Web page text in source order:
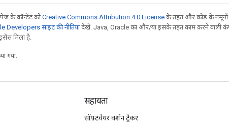
के कॉन्टेंट कोCreative Commons Attribution 4.0 License के तहत और कोड के नमूनों
Developers साइट की नीतियांदेखें. Java, Oracle का और/या इसके तहत काम करने वाली
मिला है.
गया.
सहायता
सॉफ़्टवेयर वर्शन ट्रैकर